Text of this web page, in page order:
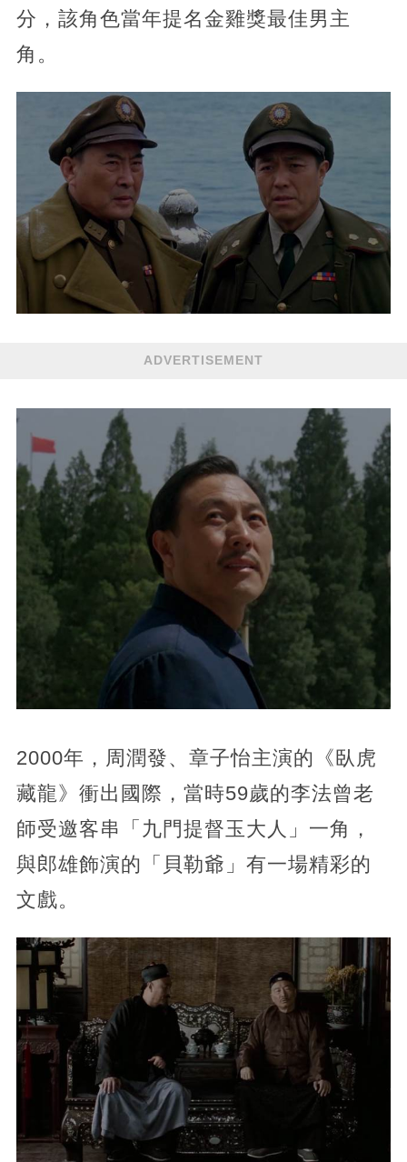
分，該角色當年提名金雞獎最佳男主
角。
ADVERTISEMENT
2000年，周潤發、章子怡主演的《臥虎
藏龍》衝出國際，當時59歲的李法曾老
師受邀客串「九門提督玉大人」一角，
與郎雄飾演的「貝勒爺」有一場精彩的
文戲。